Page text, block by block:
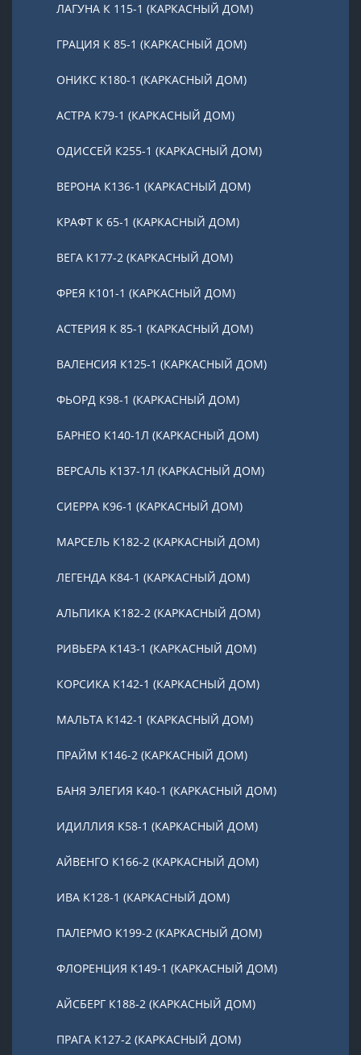
ЛАГУНА К 115-1 (КАРКАСНЫЙ ДОМ)
ГРАЦИЯ К 85-1 (КАРКАСНЫЙ ДОМ)
ОНИКС К180-1 (КАРКАСНЫЙ ДОМ)
АСТРА К79-1 (КАРКАСНЫЙ ДОМ)
ОДИССЕЙ К255-1 (КАРКАСНЫЙ ДОМ)
ВЕРОНА К136-1 (КАРКАСНЫЙ ДОМ)
КРАФТ К 65-1 (КАРКАСНЫЙ ДОМ)
ВЕГА К177-2 (КАРКАСНЫЙ ДОМ)
ФРЕЯ К101-1 (КАРКАСНЫЙ ДОМ)
АСТЕРИЯ К 85-1 (КАРКАСНЫЙ ДОМ)
ВАЛЕНСИЯ К125-1 (КАРКАСНЫЙ ДОМ)
ФЬОРД К98-1 (КАРКАСНЫЙ ДОМ)
БАРНЕО К140-1Л (КАРКАСНЫЙ ДОМ)
ВЕРСАЛЬ К137-1Л (КАРКАСНЫЙ ДОМ)
СИЕРРА К96-1 (КАРКАСНЫЙ ДОМ)
МАРСЕЛЬ К182-2 (КАРКАСНЫЙ ДОМ)
ЛЕГЕНДА К84-1 (КАРКАСНЫЙ ДОМ)
АЛЬПИКА К182-2 (КАРКАСНЫЙ ДОМ)
РИВЬЕРА К143-1 (КАРКАСНЫЙ ДОМ)
КОРСИКА К142-1 (КАРКАСНЫЙ ДОМ)
МАЛЬТА К142-1 (КАРКАСНЫЙ ДОМ)
ПРАЙМ К146-2 (КАРКАСНЫЙ ДОМ)
БАНЯ ЭЛЕГИЯ К40-1 (КАРКАСНЫЙ ДОМ)
ИДИЛЛИЯ К58-1 (КАРКАСНЫЙ ДОМ)
АЙВЕНГО К166-2 (КАРКАСНЫЙ ДОМ)
ИВА К128-1 (КАРКАСНЫЙ ДОМ)
ПАЛЕРМО К199-2 (КАРКАСНЫЙ ДОМ)
ФЛОРЕНЦИЯ К149-1 (КАРКАСНЫЙ ДОМ)
АЙСБЕРГ К188-2 (КАРКАСНЫЙ ДОМ)
ПРАГА К127-2 (КАРКАСНЫЙ ДОМ)